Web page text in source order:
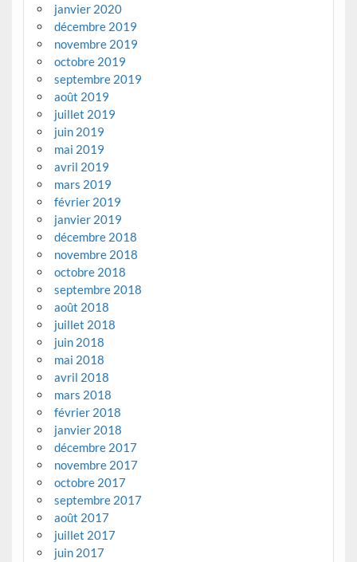
janvier 2020
décembre 2019
novembre 2019
octobre 2019
septembre 2019
août 2019
juillet 2019
juin 2019
mai 2019
avril 2019
mars 2019
février 2019
janvier 2019
décembre 2018
novembre 2018
octobre 2018
septembre 2018
août 2018
juillet 2018
juin 2018
mai 2018
avril 2018
mars 2018
février 2018
janvier 2018
décembre 2017
novembre 2017
octobre 2017
septembre 2017
août 2017
juillet 2017
juin 2017